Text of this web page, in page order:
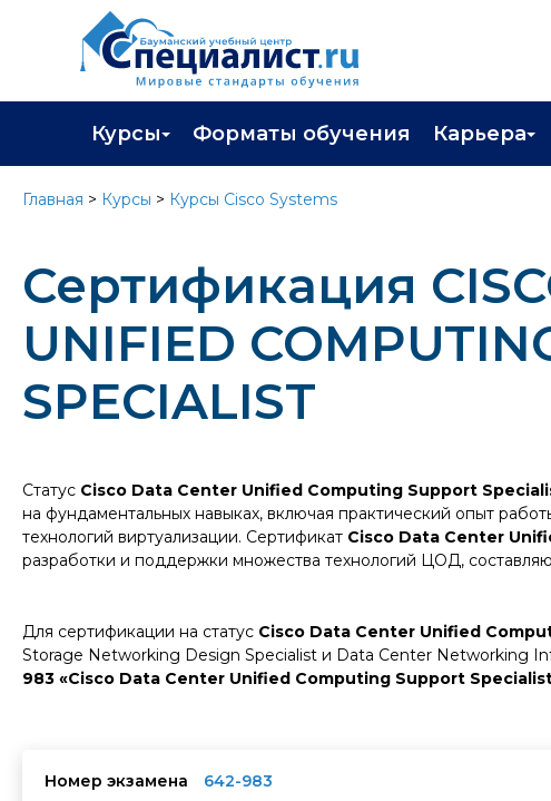
Курсы
Каталог курсов
Профессиональная переподготовка
Программа лояльности
Подарить сертификат на обучение
Форматы обучения Карьера
Главная > Курсы > Курсы Cisco Systems
Сертификация
UNIFIED
SPECIALIST
Статус Cisco Data Center Unified Computing Support
на фундаментальных навыках, включая практический опыт
технологий виртуализации. Сертификат Cisco Data Center
разработки и поддержки множества технологий ЦОД,
Для сертификации на статус Cisco Data Center Unified
Storage Networking Design Specialist и Data Center Networking
983 «Cisco Data Center Unified Computing Support
Номер экзамена
642-983